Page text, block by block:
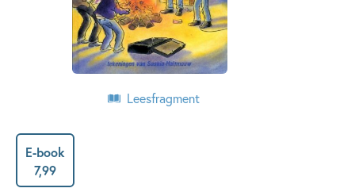
Leesfragment
E-book
7,99